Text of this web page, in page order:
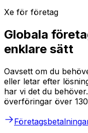
Xe för företag
Globala
enklare sätt
Oavsett om du
eller letar efter
har vi det du
överföringar över